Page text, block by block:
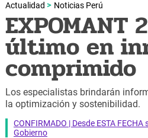
Actualidad Noticias Perú
EXPOMANT
último en
comprimido
Los especialistas brindarán
la optimización y sostenibilidad.
CONFIRMADO | Desde ESTA
Gobierno